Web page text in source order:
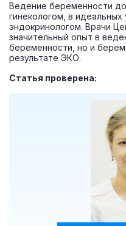
Ведение беременности
гинекологом, в идеальных
эндокринологом. Врачи
значительный опыт в
беременности, но и
результате ЭКО.
Статья проверена: